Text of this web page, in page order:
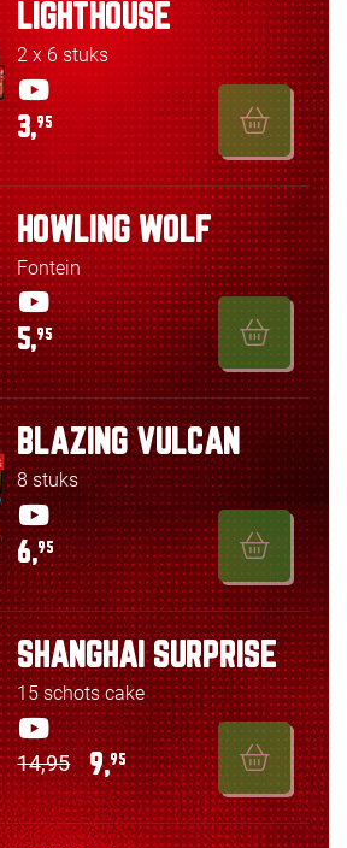
LIGHTHOUSE
2 x 6 stuks
3,95
HOWLING WOLF
Fontein
5,95
BLAZING VULCAN
8 stuks
6,95
SHANGHAI SURPRISE
15 schots cake
14,95 9,95